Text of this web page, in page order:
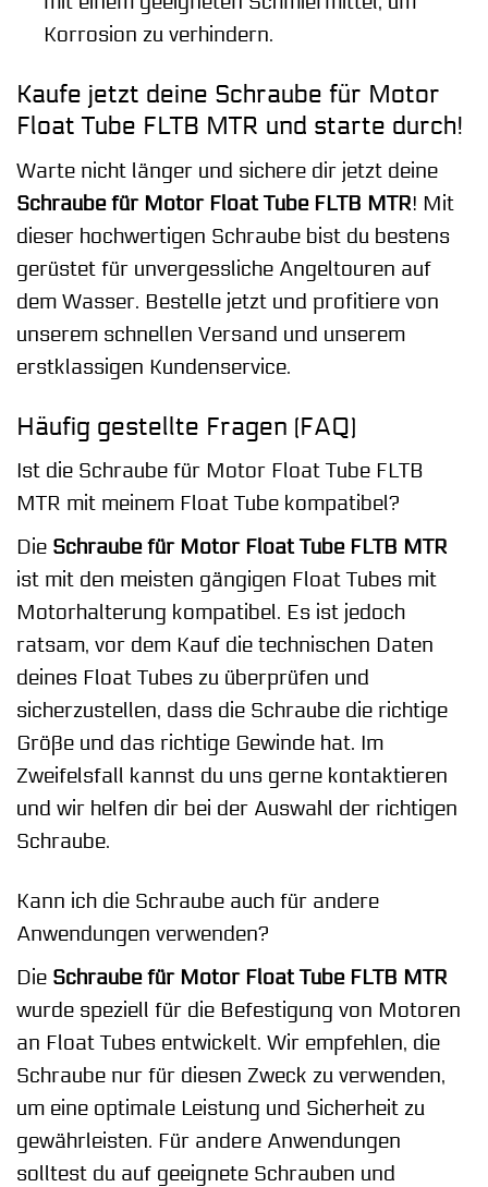
Korrosion zu verhindern.
Kaufe jetzt deine Schraube für Motor
Float Tube FLTB MTR und starte durch!
Warte nicht länger und sichere dir jetzt deine
Schraube für Motor Float Tube FLTB MTR! Mit
dieser hochwertigen Schraube bist du bestens
gerüstet für unvergessliche Angeltouren auf
dem Wasser. Bestelle jetzt und profitiere von
unserem schnellen Versand und unserem
erstklassigen Kundenservice.
Häufig gestellte Fragen (FAQ)
Ist die Schraube für Motor Float Tube FLTB
MTR mit meinem Float Tube kompatibel?
Die Schraube für Motor Float Tube FLTB MTR
ist mit den meisten gängigen Float Tubes mit
Motorhalterung kompatibel. Es ist jedoch
ratsam, vor dem Kauf die technischen Daten
deines Float Tubes zu überprüfen und
sicherzustellen, dass die Schraube die richtige
Größe und das richtige Gewinde hat. Im
Zweifelsfall kannst du uns gerne kontaktieren
und wir helfen dir bei der Auswahl der richtigen
Schraube.
Kann ich die Schraube auch für andere
Anwendungen verwenden?
Die Schraube für Motor Float Tube FLTB MTR
wurde speziell für die Befestigung von Motoren
an Float Tubes entwickelt. Wir empfehlen, die
Schraube nur für diesen Zweck zu verwenden,
um eine optimale Leistung und Sicherheit zu
gewährleisten. Für andere Anwendungen
solltest du auf geeignete Schrauben und